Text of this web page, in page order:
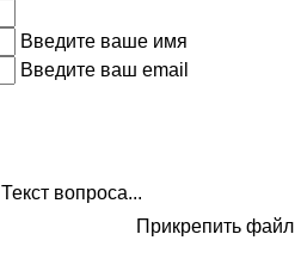
Введите ваше имя
Введите ваш email
Текст вопроса...
Прикрепить файл